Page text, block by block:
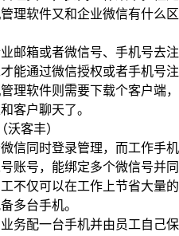
理软件又和企业微信有什么区
箱或者微信号、手机号去注
能通过微信授权或者手机号注
理软件则需要下载个客户端，
客户聊天了。
同时登录管理，而工作手机
账号，能绑定多个微信号并同
不仅可以在工作上节省大量的
多台手机。
配一台手机并由员工自己保